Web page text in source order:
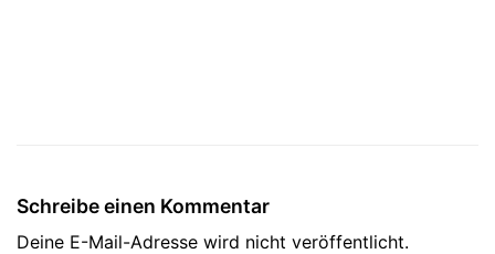
Schreibe einen Kommentar
Deine E-Mail-Adresse wird nicht veröffentlicht.